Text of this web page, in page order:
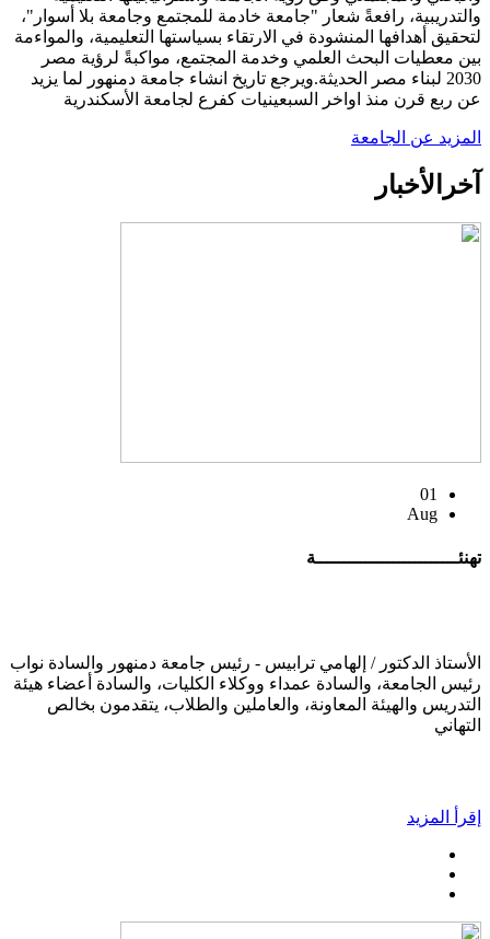
والتدريبية، رافعةً شعار "جامعة خادمة للمجتمع وجامعة بلا أسوار"،
لتحقيق أهدافها المنشودة في الارتقاء بسياستها التعليمية، والمواءمة
بين معطيات البحث العلمي وخدمة المجتمع، مواكبةً لرؤية مصر
2030 لبناء مصر الحديثة.ويرجع تاريخ انشاء جامعة دمنهور لما يزيد
عن ربع قرن منذ اواخر السبعينيات كفرع لجامعة الأسكندرية
المزيد عن الجامعة
آخر الأخبار
01
Aug
تهنئــــــــــــــــــــــــــة
الأستاذ الدكتور / إلهامي ترابيس - رئيس جامعة دمنهور والسادة نواب
رئيس الجامعة، والسادة عمداء ووكلاء الكليات، والسادة أعضاء هيئة
التدريس والهيئة المعاونة، والعاملين والطلاب، يتقدمون بخالص
التهاني
إقرأ المزيد